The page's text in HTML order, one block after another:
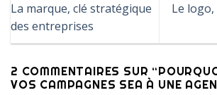
La marque, clé stratégique
des entreprises
Le
2 COMMENTAIRES SUR “
VOS CAMPAGNES SEA À UNE